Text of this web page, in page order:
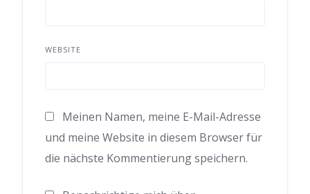
WEBSITE
Meinen Namen, meine E-Mail-Adresse
und meine Website in diesem Browser für
die nächste Kommentierung speichern.